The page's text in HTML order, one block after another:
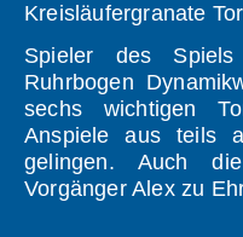
Kreisläufergranate
Spieler des
Ruhrbogen
sechs wichtigen
Anspiele aus teils
gelingen. Auch
Vorgänger Alex zu